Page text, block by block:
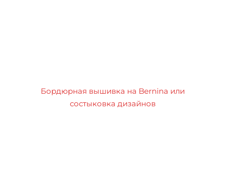
Бордюрная вышивка на Bernina или
состыковка дизайнов